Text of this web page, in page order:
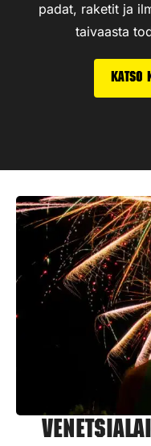
padat, raketit ja
taivaasta
Katso